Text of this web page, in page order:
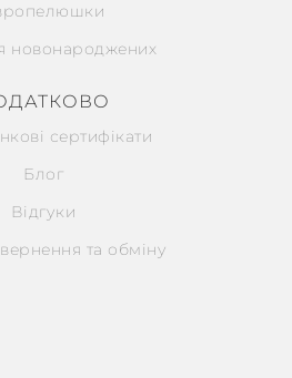
новонароджених
сертифікати
Блог
Відгуки
та обміну